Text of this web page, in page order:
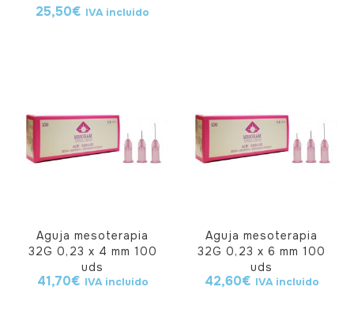
25,50€ IVA incluido
Aguja mesoterapia
32G 0,23 x 4 mm 100
uds
41,70€ IVA incluido
Aguja mesoterapia
32G 0,23 x 6 mm 100
uds
42,60€ IVA incluido